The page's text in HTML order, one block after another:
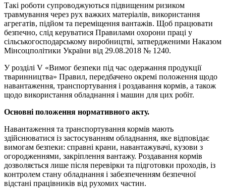
Такі роботи супроводжуються підвищеним ризиком
травмування через рух важких матеріалів, використання
агрегатів, підйом та переміщення вантажів. Щоб працювати
безпечно, слід керуватися Правилами охорони праці у
сільськогосподарському виробництві, затвердженими Наказом
Мінсоцполітики України від 29.08.2018 № 1240.
У розділі V «Вимог безпеки під час одержання продукції
тваринництва» Правил, передбачено окремі положення щодо
навантаження, транспортування і роздавання кормів, а також
щодо використання обладнання і машин для цих робіт.
Основні положення нормативного акту.
Навантаження та транспортування кормів мають
здійснюватися із застосуванням обладнання, яке відповідає
вимогам безпеки: справні крани, навантажувачі, кузови з
огородженнями, закріплення вантажу. Роздавання кормів
дозволяється лише після перевірки та підготовки проходів, із
контролем стану обладнання і забезпеченням безпечної
відстані працівників від рухомих частин.